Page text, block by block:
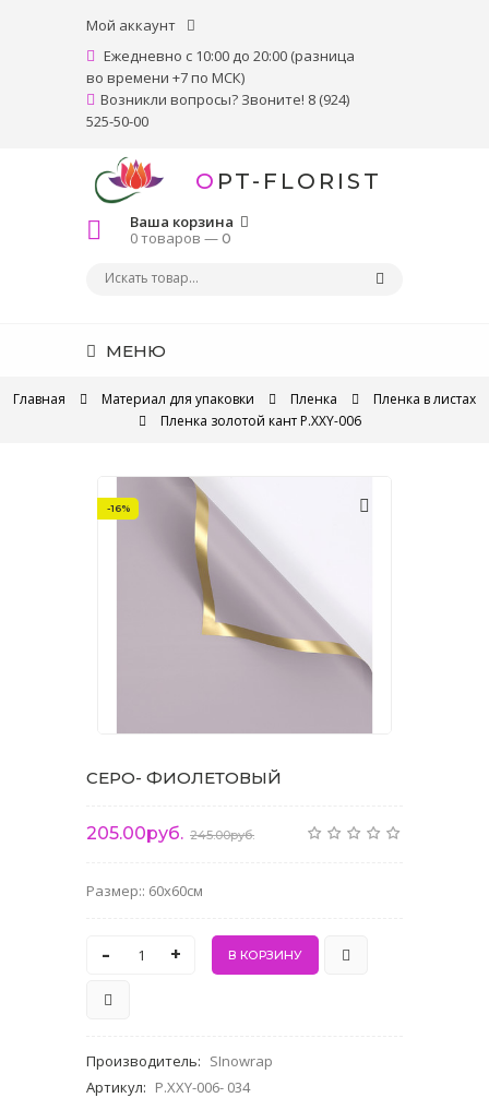
Мой аккаунт
Ежедневно с 10:00 до 20:00 (разница
во времени +7 по МСК)
Возникли вопросы? Звоните! 8 (924)
525-50-00
OPT-FLORIST
Ваша корзина
0 товаров —0
МЕНЮ
Главная Материал для упаковки Пленка
Пленка в листах
Пленка золотой кант P.XXY-006
-16%
СЕРО- ФИОЛЕТОВЫЙ
205.00руб. 245.00руб.
Размер:: 60x60см
- +
Производитель: SInowrap
Артикул: P.XXY-006- 034